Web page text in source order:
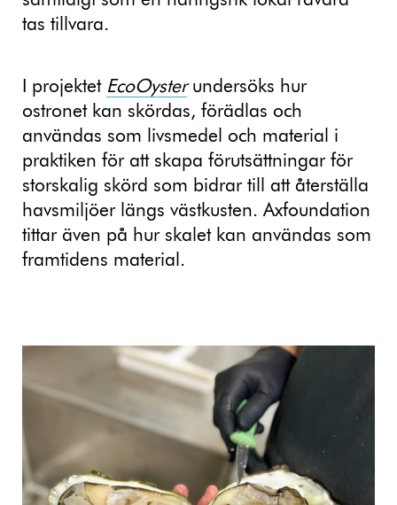
tas tillvara.
I projektet EcoOysterundersöks hur
ostronet kan skördas, förädlas och
användas som livsmedel och material i
praktiken för att skapa förutsättningar för
storskalig skörd som bidrar till att återställa
havsmiljöer längs västkusten. Axfoundation
tittar även på hur skalet kan användas som
framtidens material.